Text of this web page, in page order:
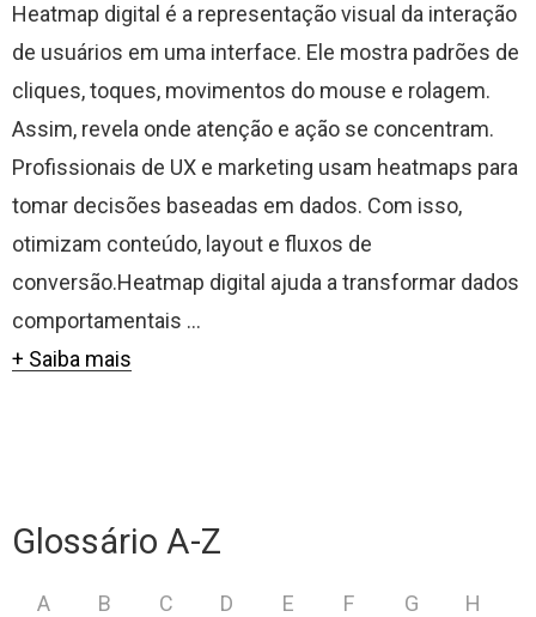
Heatmap digital é a representação visual da interação
de usuários em uma interface. Ele mostra padrões de
cliques, toques, movimentos do mouse e rolagem.
Assim, revela onde atenção e ação se concentram.
Profissionais de UX e marketing usam heatmaps para
tomar decisões baseadas em dados. Com isso,
otimizam conteúdo, layout e fluxos de
conversão.Heatmap digital ajuda a transformar dados
comportamentais ...
+ Saiba mais
Glossário A-Z
A B C D E F G
H